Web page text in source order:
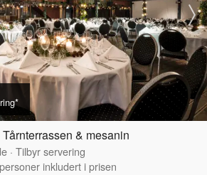
& mesanin
· Tilbyr servering
inkludert i prisen